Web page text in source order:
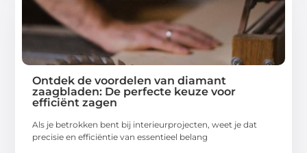
Ontdek de voordelen van diamant
zaagbladen: De perfecte keuze voor
efficiënt zagen
Als je betrokken bent bij interieurprojecten, weet je dat
precisie en efficiëntie van essentieel belang